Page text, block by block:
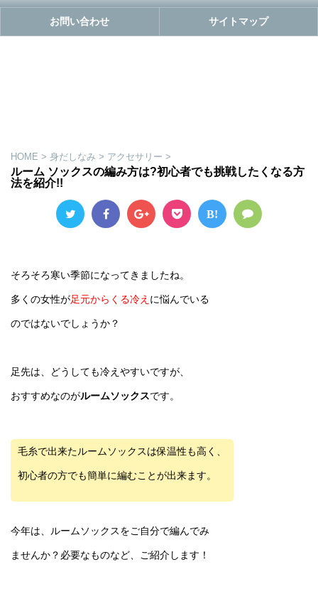
お問い合わせ サイトマップ
HOME > 身だしなみ > アクセサリー >
ルーム ソックスの編み方は?初心者でも挑戦したくなる方
法を紹介!!
B!
そろそろ寒い季節になってきましたね。
多くの女性が足元からくる冷え に悩んでいる
のではないでしょうか？
足先は、どうしても冷えやすいですが、
おすすめなのがルームソックスです。
毛糸で出来たルームソックスは保温性も高く、
初心者の方でも簡単に編むことが出来ます。
今年は、ルームソックスをご自分で編んでみ
ませんか？必要なものなど、ご紹介します！